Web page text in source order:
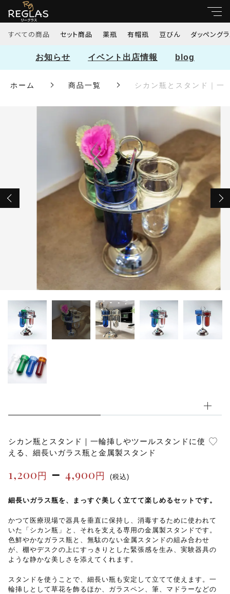
お知らせ イベント出店情報 blog
すべての商品 セット商品 薬瓶 有帽瓶 豆びん ダッペング
ホーム 商品一覧 シカン瓶とスタンド｜一
Previ
ous
Next
シカン瓶とスタンド｜一輪挿しやツールスタンドに使
える、細長いガラス瓶と金属製スタンド
1,200円 – 4,900円 (税込)
細長いガラス瓶を、まっすぐ美しく立てて楽しめるセットです。
かつて医療現場で器具を垂直に保持し、消毒するために使われて
いた「シカン瓶」と、それを支える専用の金属製スタンドです。
色鮮やかなガラス瓶と、無駄のない金属スタンドの組み合わせ
が、棚やデスクの上にすっきりとした緊張感を生み、実験器具の
ような静かな美しさを添えてくれます。
スタンドを使うことで、細長い瓶も安定して立てて使えます。一
輪挿しとして草花を飾るほか、ガラスペン、筆、マドラーなどの
カートを確認する
すべて
薬瓶
有帽瓶
豆びん
ダッペングラス
シャーレ
デッドストック
キーワード検索
こだわり検索
セール
並び順